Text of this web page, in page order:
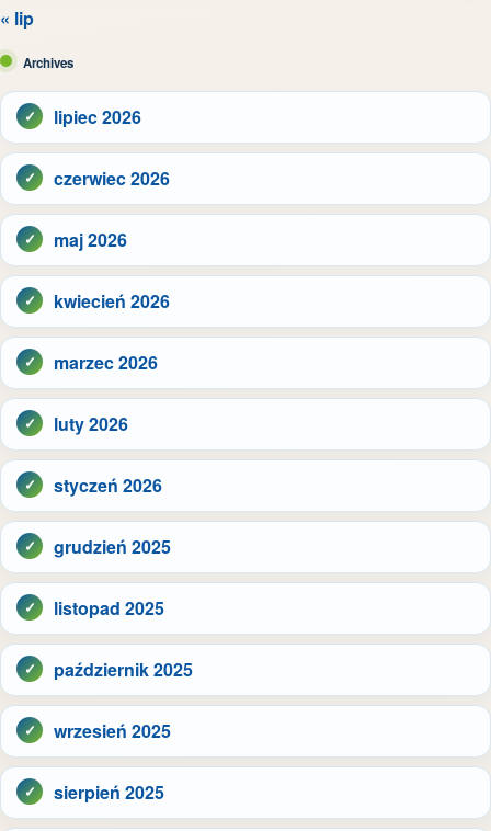
« lip
Archives
lipiec 2026
czerwiec 2026
maj 2026
kwiecień 2026
marzec 2026
luty 2026
styczeń 2026
grudzień 2025
listopad 2025
październik 2025
wrzesień 2025
sierpień 2025